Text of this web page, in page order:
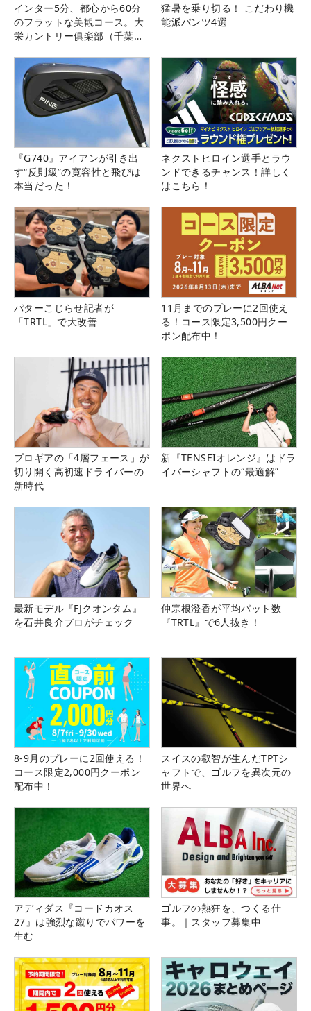
インター5分、都心から60分
のフラットな美観コース。大
栄カントリー俱楽部（千葉
猛暑を乗り切る！ こだわり機
能派パンツ4選
『G740』アイアンが引き出
す“反則級”の寛容性と飛びは
本当だった！
ネクストヒロイン選手とラウ
ンドできるチャンス！詳しく
はこちら！
パターこじらせ記者が
「TRTL」で大改善
11月までのプレーに2回使え
る！コース限定3,500円クー
ポン配布中！
プロギアの「4層フェース」が
切り開く高初速ドライバーの
新時代
新『TENSEIオレンジ』はドラ
イバーシャフトの“最適解”
最新モデル『FJクオンタム』
を石井良介プロがチェック
仲宗根澄香が平均パット数
『TRTL』で6人抜き！
8-9月のプレーに2回使える！
コース限定2,000円クーポン
配布中！
スイスの叡智が生んだTPTシ
ャフトで、ゴルフを異次元の
世界へ
アディダス『コードカオス
27』は強烈な蹴りでパワーを
生む
ゴルフの熱狂を、つくる仕
事。｜スタッフ募集中